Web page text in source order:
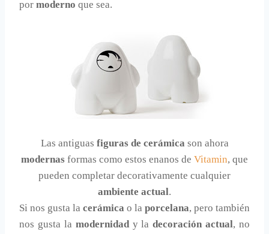
por moderno que sea.
Las antiguas figuras de cerámica son ahora
modernas formas como estos enanos de Vitamin, que
pueden completar decorativamente cualquier
ambiente actual.
Si nos gusta la cerámica o la porcelana, pero también
nos gusta la modernidady ladecoración actual, no